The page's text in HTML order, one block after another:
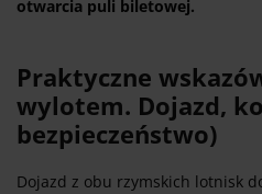
otwarcia puli biletowej.
Praktyczne
wylotem. Dojazd,
bezpieczeństwo)
Dojazd z obu rzymskich lotnisk